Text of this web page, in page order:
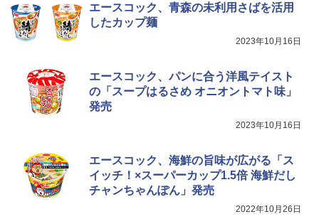
5
シャープ ウォーターオーブン ヘルシオ
AX-XJ1-B ブラック 30L 2段調理 コンベ
エースコック、青森の未利用さばを活用
したカップ麺
2023年10月16日
エースコック、パンに合う洋風テイスト
の「スープはるさめ オニオントマト味」
発売
2023年10月16日
エースコック、海鮮の旨味が広がる「ス
イッチ！×スーパーカップ1.5倍 海鮮だし
チャンちゃんぽん」発売
2022年10月26日